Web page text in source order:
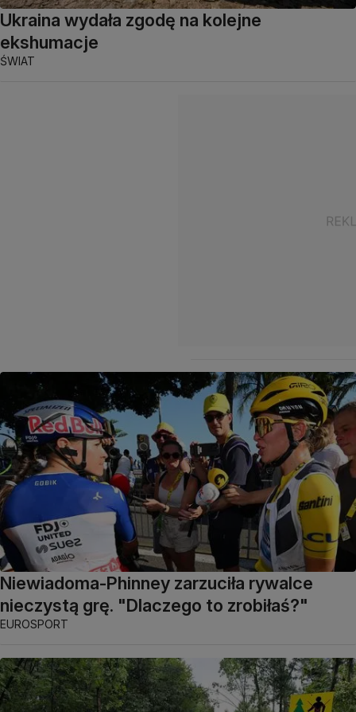
Ukraina wydała zgodę na kolejne
ekshumacje
ŚWIAT
Niewiadoma-Phinney zarzuciła rywalce
nieczystą grę. "Dlaczego to zrobiłaś?"
EUROSPORT